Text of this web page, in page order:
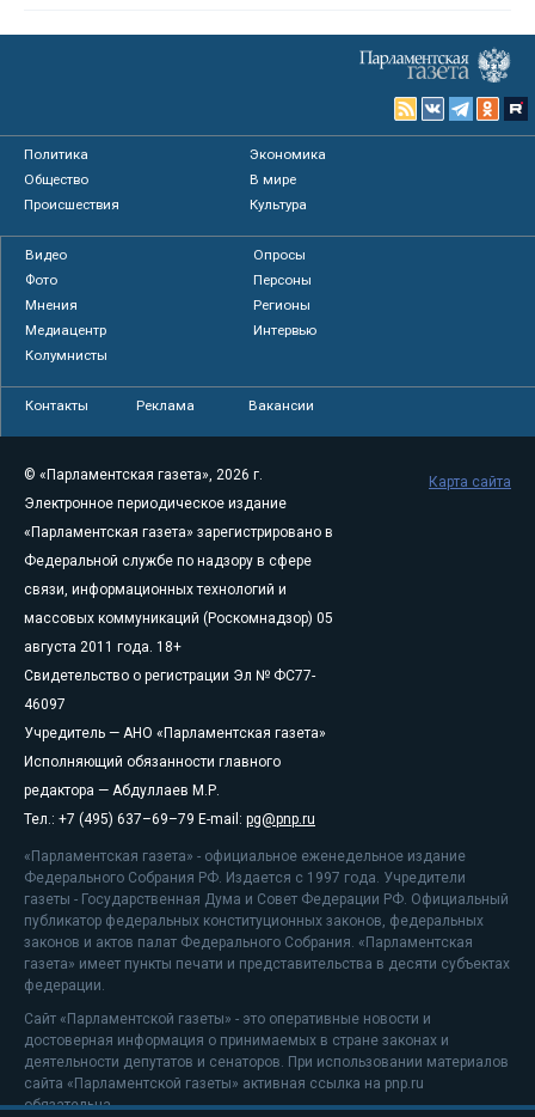
Политика
Экономика
Общество
В мире
Происшествия
Культура
Видео
Опросы
Фото
Персоны
Мнения
Регионы
Медиацентр
Интервью
Колумнисты
Контакты Реклама Вакансии
© «Парламентская газета», 2026 г.
Электронное периодическое издание
«Парламентская газета» зарегистрировано в
Федеральной службе по надзору в сфере
связи, информационных технологий и
массовых коммуникаций (Роскомнадзор) 05
августа 2011 года. 18+
Свидетельство о регистрации Эл № ФС77-
46097
Учредитель — АНО «Парламентская газета»
Исполняющий обязанности главного
редактора — Абдуллаев М.Р.
Тел.: +7 (495) 637–69–79 E-mail: pg@pnp.ru
«Парламентская газета» - официальное еженедельное издание
Федерального Собрания РФ. Издается с 1997 года. Учредители
газеты - Государственная Дума и Совет Федерации РФ. Официальный
публикатор федеральных конституционных законов, федеральных
законов и актов палат Федерального Собрания. «Парламентская
газета» имеет пункты печати и представительства в десяти субъектах
федерации.
Сайт «Парламентской газеты» - это оперативные новости и
достоверная информация о принимаемых в стране законах и
деятельности депутатов и сенаторов. При использовании материалов
сайта «Парламентской газеты» активная ссылка на pnp.ru
обязательна.
Карта сайта